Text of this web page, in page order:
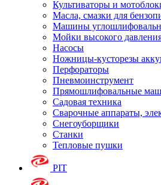
Культиваторы и
Масла, смазки для
Машины
Мойки высокого
Насосы
Ножницы-кусторезы
Перфораторы
Пневмоинструмент
Прямошлифовальные
Садовая техника
Сварочные аппараты,
Снегоуборщики
Станки
Тепловые пушки
PIT